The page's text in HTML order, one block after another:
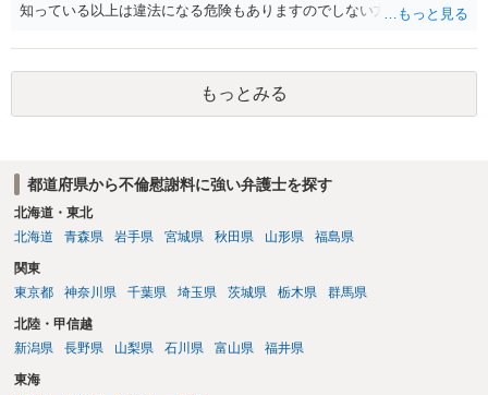
知っている以上は違法になる危険もありますのでしない方が良いで
かと思います。有責配偶者ですので相手方からの離婚は拒否しても仮
に訴訟されても法的に成立しません。質問５は認知すると養育費支払
い、相続権が発生します。合意があれば法的に可能ですが法律で強制
することはできません。質問６は可能です。質問７は不貞行為の写真
もっとみる
都道府県から不倫慰謝料に強い弁護士を探す
北海道・東北
北海道
青森県 岩手県 宮城県 秋田県 山形県 福島県
関東
東京都
神奈川県 千葉県 埼玉県 茨城県 栃木県 群馬県
北陸・甲信越
新潟県
長野県 山梨県 石川県 富山県 福井県
東海